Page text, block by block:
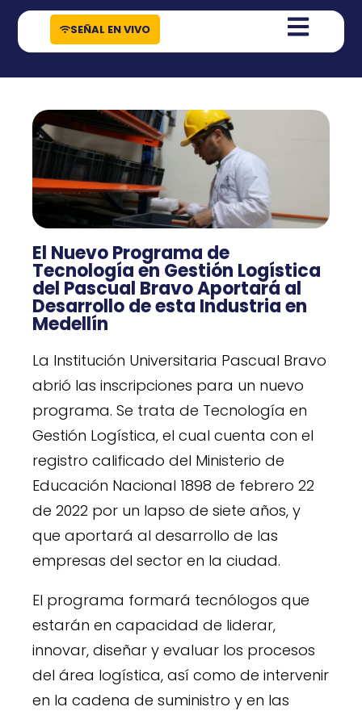
contenido
SEÑAL EN VIVO
El Nuevo Programa de
Tecnología en Gestión Logística
del Pascual Bravo Aportará al
Desarrollo de esta Industria en
Medellín
La Institución Universitaria Pascual Bravo
abrió las inscripciones para un nuevo
programa. Se trata de Tecnología en
Gestión Logística, el cual cuenta con el
registro calificado del Ministerio de
Educación Nacional 1898 de febrero 22
de 2022 por un lapso de siete años, y
que aportará al desarrollo de las
empresas del sector en la ciudad.
El programa formará tecnólogos que
estarán en capacidad de liderar,
innovar, diseñar y evaluar los procesos
del área logística, así como de intervenir
en la cadena de suministro y en las